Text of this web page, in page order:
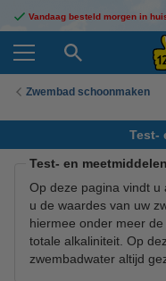
Vandaag besteld morgen in
Zwembad schoonmaken
Test-
Test- en
Op deze pagina vindt u
u de waardes van uw
hiermee onder meer
totale alkaliniteit. Op
zwembadwater altijd